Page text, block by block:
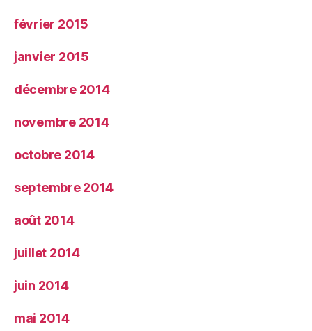
février 2015
janvier 2015
décembre 2014
novembre 2014
octobre 2014
septembre 2014
août 2014
juillet 2014
juin 2014
mai 2014